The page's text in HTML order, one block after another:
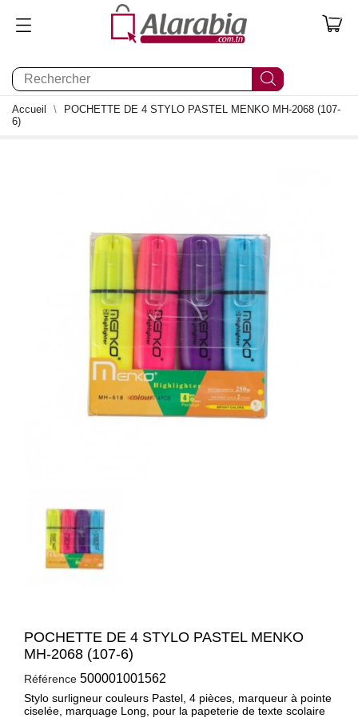
0
Accueil
POCHETTE DE 4 STYLO PASTEL MENKO MH-2068 (107-
6)
POCHETTE DE 4 STYLO PASTEL MENKO
MH-2068 (107-6)
Référence 500001001562
Stylo surligneur couleurs Pastel, 4 pièces, marqueur à pointe
ciselée, marquage Long, pour la papeterie de texte scolaire